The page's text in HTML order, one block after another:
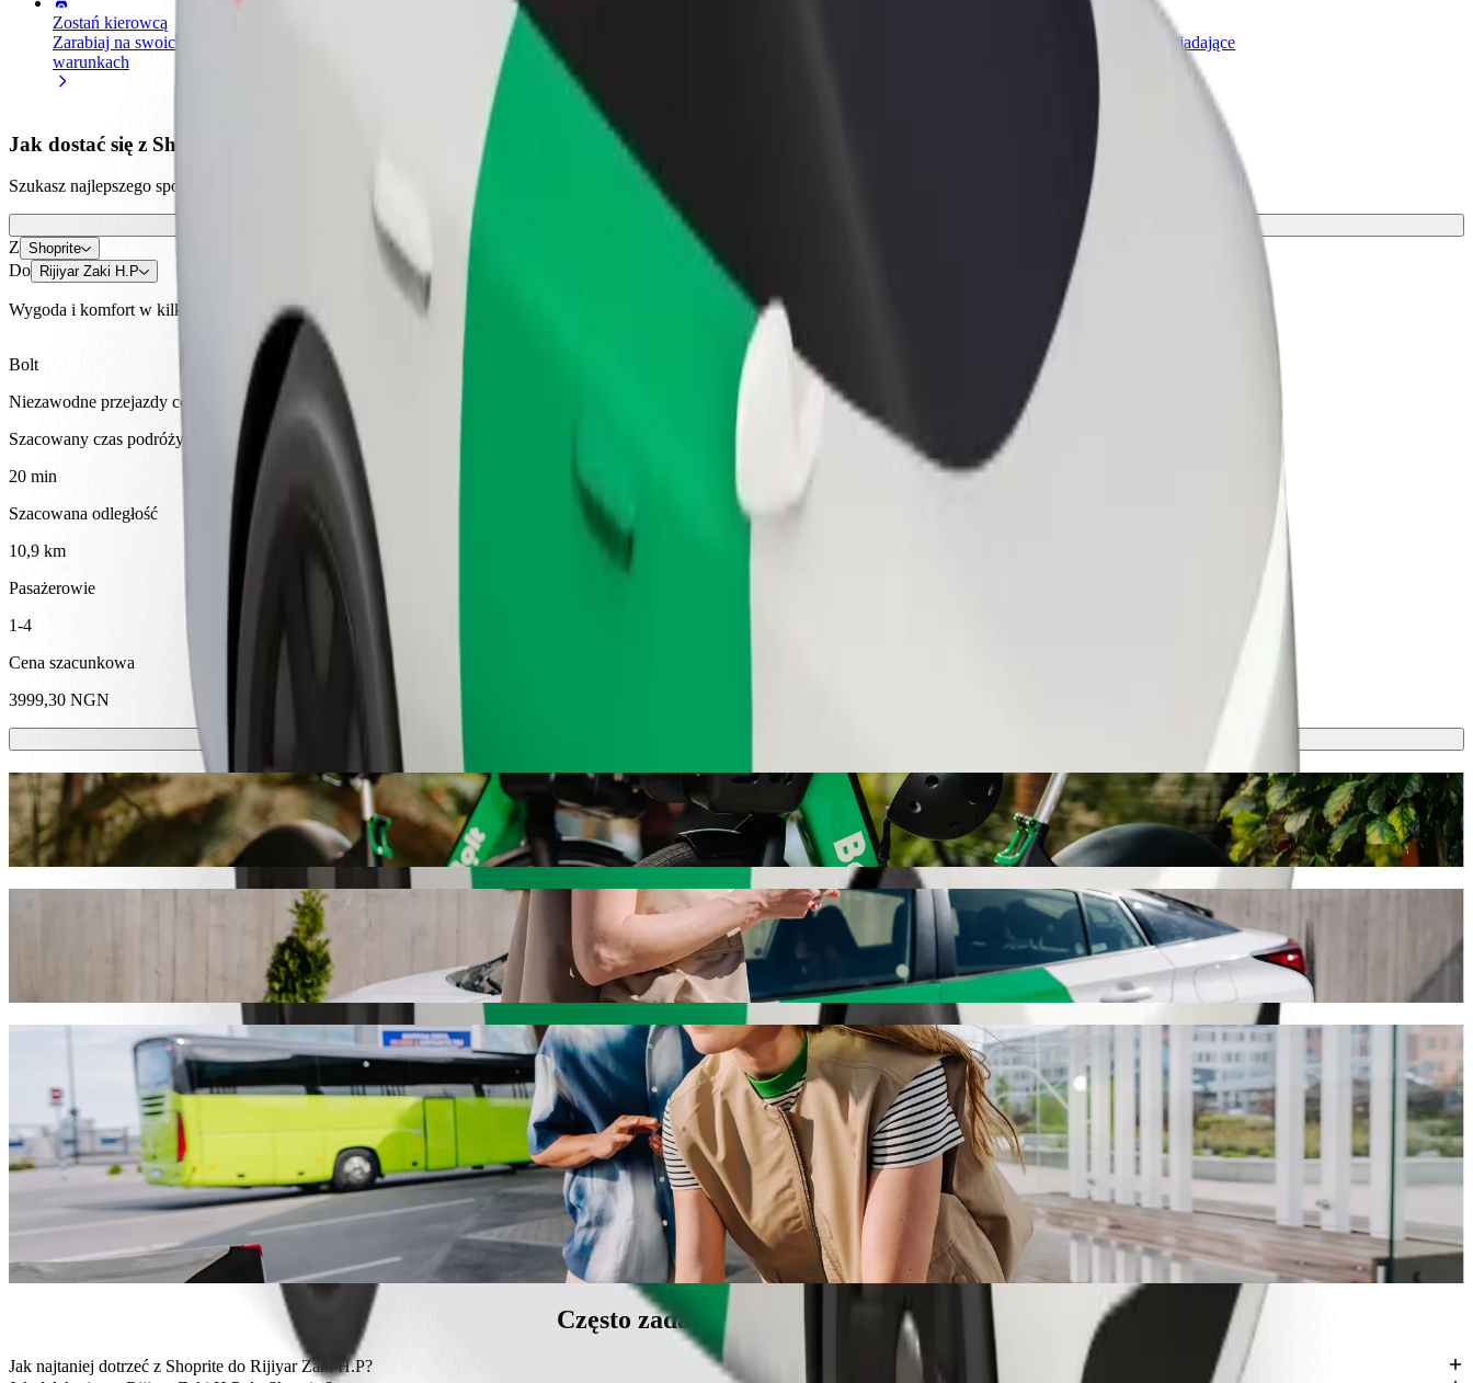
Zostań kierowcą
Zarabiaj na swoich
warunkach
Dodaj swoją restaurację lub sklep
Dotrzyj do większej liczby klientów
i zwiększ zyski
Bolt for Business
Produkty i usługi Bolt odpowiadające
potrzebom Twojej firmy
Jak dostać się z Shoprite do Rijiyar Zaki H.P
Szukasz najlepszego sposobu na dotarcie z Shoprite do Rijiyar Zaki H.P? Zapoznaj się z naszymi usługami i znajdź dla siebie idealny środek transportu.
Pobierz Bolt Food
Z Shoprite
Do Rijiyar Zaki H.P
Wygoda i komfort w kilku kliknięciach!
Bolt
Niezawodne przejazdy codziennymi samochodami średniej wielkości.
Szacowany czas podróży
20 min
Szacowana odległość
10,9 km
Pasażerowie
1-4
Cena szacunkowa
3999,30 NGN
Hulajnóg lub rowerów elektrycznych
Poruszaj się po Kano hulajnogami lub rowerami elektrycznymi
Pobierz aplikację Bolt
Pojedź z Shoprite do Rijiyar Zaki H.P z Bolt
Zalecamy przejazd Bolt, jeśli chcesz dotrzeć do Rijiyar Zaki H.P w jak najlepszej cenie. Podróż zajmie ok. 20 min, a jego cena wyniesie ok. 3198,70 NGN NGN. Bez względu na okazję, znajdziemy dla Ciebie
Usługi Bolt, aby dojechać z Shoprite do Rijiyar Zaki H.P
Dużo bagażu? Zarezerwuj vany XL, które pomieszczą do 6 osób.
Chcesz dojechać ze stylem? Wypróbuj samochody premium Bolt.
Podróżujesz z dziećmi? Zamów przejazd samochodem z podstawką dla dziecka.
Twój pupil jedzie z Tobą? Wypróbuj nasze przejazdy przyjazne zwierzętom.
Potrzebujesz dodatkowej pomocy? Nasza kategoria Assist oferuje pojazdy dostępne dla wózków inwalidzkich (WAV).
Niedrogie przejazdy? Skorzystaj z kompaktowych samochodów w niższej cenie z Bolt Basic.
Pobierz aplikację Bolt
Często zadawane pytania (FAQ)
Jak najtaniej dotrzeć z Shoprite do Rijiyar Zaki H.P?